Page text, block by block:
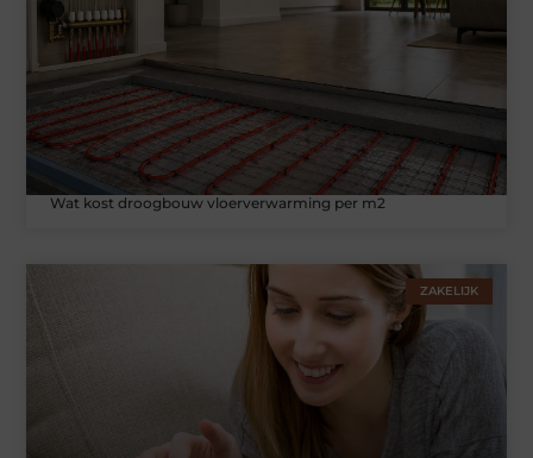
Wat kost droogbouw vloerverwarming per m2
ZAKELIJK